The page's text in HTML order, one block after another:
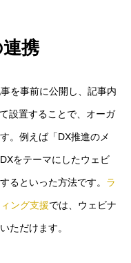
携
を事前に公開し、記事内
設置することで、オーガ
。例えば「DX推進のメ
をテーマにしたウェビ
るといった方法です。 ラ
ング支援では、ウェビナ
ただけます。